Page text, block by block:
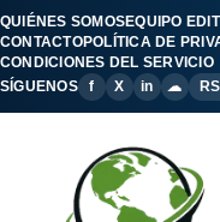
QUIÉNES SOMOSEQUIPO
CONTACTOPOLÍTICA DE
CONDICIONES DEL SERVICIO
SÍGUENOS
f X in ☁